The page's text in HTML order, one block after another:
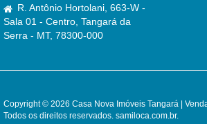
R. Antônio Hortolani, 663-W -
Sala 01 - Centro, Tangará da
Serra - MT, 78300-000
Copyright © 2026 Casa Nova Imóveis Tangará |
Todos os direitos reservados. samiloca.com.br.